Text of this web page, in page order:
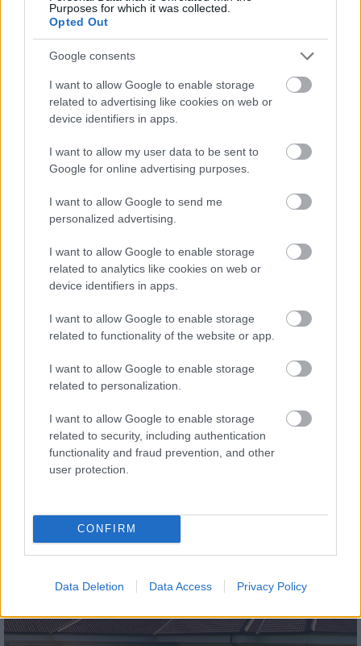
Purposes for which it was collected.
Opted Out
Google consents
I want to allow Google to enable storage
related to advertising like cookies on web or
device identifiers in apps.
I want to allow my user data to be sent to
Google for online advertising purposes.
I want to allow Google to send me
personalized advertising.
I want to allow Google to enable storage
related to analytics like cookies on web or
device identifiers in apps.
I want to allow Google to enable storage
related to functionality of the website or app.
I want to allow Google to enable storage
related to personalization.
I want to allow Google to enable storage
related to security, including authentication
functionality and fraud prevention, and other
user protection.
CONFIRM
Data Deletion Data Access Privacy Policy
tetőcserép
Tetőépítés -és felújítás? Legyen tudatos a
költségtervezésben!
tetőcserép